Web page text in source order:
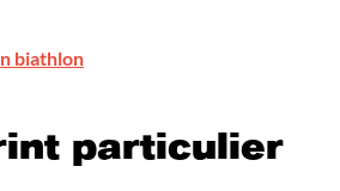
biathlon
particulier